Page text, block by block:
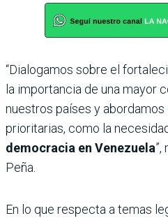
“Dialogamos sobre el
la importancia de una mayor
nuestros países y abordamos
prioritarias, como la
democracia en Venezuela
Peña.
En lo que respecta a temas